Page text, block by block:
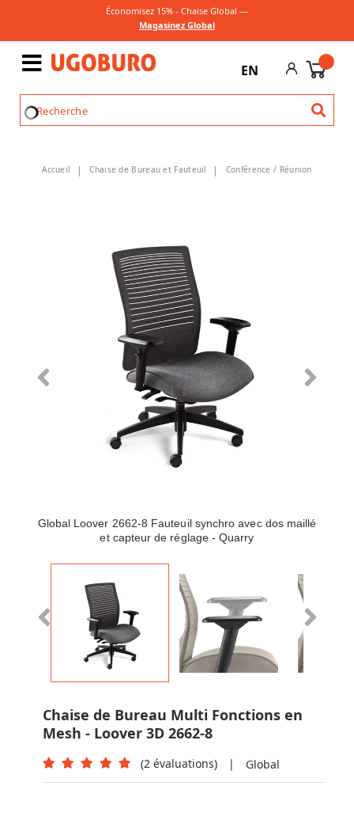
Économisez 15% - Chaise Global —
Magasinez Global
EN
Accueil Chaise de Bureau et Fauteuil Conférence / Réunion
Global Loover 2662-8 Fauteuil synchro avec dos maillé
et capteur de réglage - Quarry
Chaise de Bureau Multi Fonctions en
Mesh - Loover 3D 2662-8
(2 évaluations) | Global